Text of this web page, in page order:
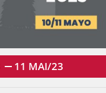
11 MAI/23